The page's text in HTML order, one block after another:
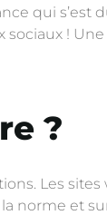
qui s’est
sociaux !
?
Les
la norme et